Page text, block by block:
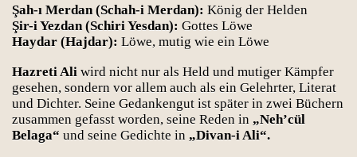
Şah-ı Merdan (Schah-i Merdan): König der Helden
Şir-i Yezdan (Schiri Yesdan): Gottes Löwe
Haydar (Hajdar): Löwe, mutig wie ein Löwe
Hazreti Ali wird nicht nur als Held und mutiger Kämpfer
gesehen, sondern vor allem auch als ein Gelehrter, Literat
und Dichter. Seine Gedankengut ist später in zwei Büchern
zusammen gefasst worden, seine Reden in „Neh’cül
Belaga“ und seine Gedichte in „Divan-i Ali“.